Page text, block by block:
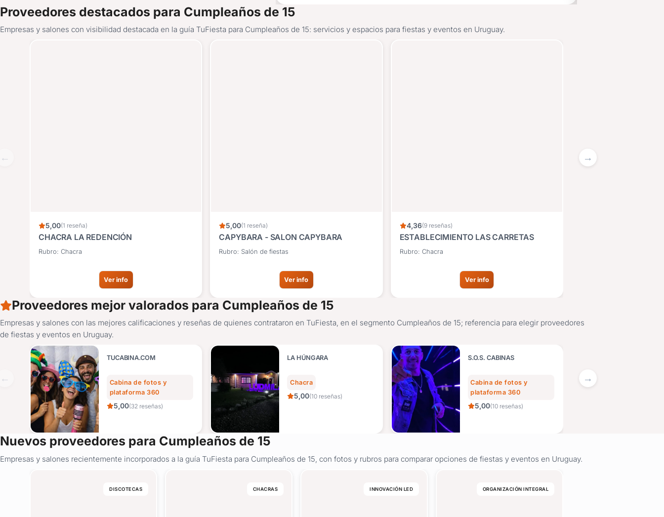
Proveedores destacados para Cumpleaños de 15
Empresas y salones con visibilidad destacada en la guía TuFiesta para Cumpleaños de 15: servicios y espacios para fiestas y eventos en Uruguay.
5,00(1 reseña)
CHACRA LA REDENCIÓN
Rubro: Chacra
Ver info
5,00(1 reseña)
CAPYBARA - SALON CAPYBARA
Rubro: Salón de fiestas
Ver info
4,36(9 reseñas)
ESTABLECIMIENTO LAS CARRETAS
Rubro: Chacra
Ver info
Proveedores mejor valorados para Cumpleaños de 15
Empresas y salones con las mejores calificaciones y reseñas de quienes contrataron en TuFiesta, en el segmento Cumpleaños de 15; referencia para elegir proveedores
de fiestas y eventos en Uruguay.
TUCABINA.COM
Cabina de fotos y
plataforma 360
5,00(32 reseñas)
LA HÚNGARA
Chacra
5,00(10 reseñas)
S.O.S. CABINAS
Cabina de fotos y
plataforma 360
5,00(10 reseñas)
Nuevos proveedores para Cumpleaños de 15
Empresas y salones recientemente incorporados a la guía TuFiesta para Cumpleaños de 15, con fotos y rubros para comparar opciones de fiestas y eventos en Uruguay.
DISCOTECAS CHACRAS INNOVACIÓN LED ORGANIZACIÓN INTEGRAL